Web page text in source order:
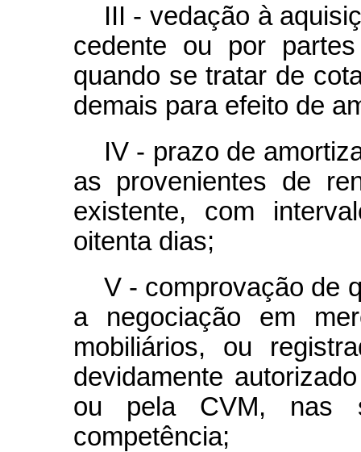
III - vedação à
cedente ou por
quando se tratar de
demais para efeito de
IV - prazo de
as provenientes de
existente, com
oitenta dias;
V - comprovação de
a negociação em
mobiliários, ou
devidamente
ou pela CVM, nas
competência;